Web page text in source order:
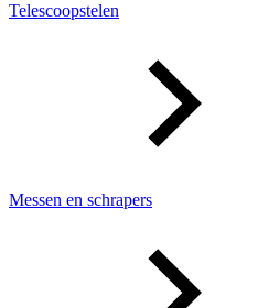
Telescoopstelen
Messen en schrapers